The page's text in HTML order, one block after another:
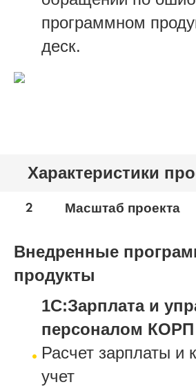
программном
деск.
Характеристики
2 Масштаб проекта
Внедренные
продукты
1С:Зарплата и
персоналом КОРП
Расчет зарплаты и
учет